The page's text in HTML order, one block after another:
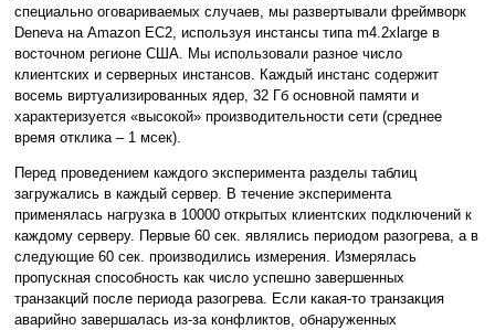
специально оговариваемых случаев, мы развертывали фреймворк
Deneva на Amazon EC2, используя инстансы типа m4.2xlarge в
восточном регионе США. Мы использовали разное число
клиентских и серверных инстансов. Каждый инстанс содержит
восемь виртуализированных ядер, 32 Гб основной памяти и
характеризуется «высокой» производительности сети (среднее
время отклика – 1 мсек).
Перед проведением каждого эксперимента разделы таблиц
загружались в каждый сервер. В течение эксперимента
применялась нагрузка в 10000 открытых клиентских подключений к
каждому серверу. Первые 60 сек. являлись периодом разогрева, а в
следующие 60 сек. производились измерения. Измерялась
пропускная способность как число успешно завершенных
транзакций после периода разогрева. Если какая-то транзакция
аварийно завершалась из-за конфликтов, обнаруженных